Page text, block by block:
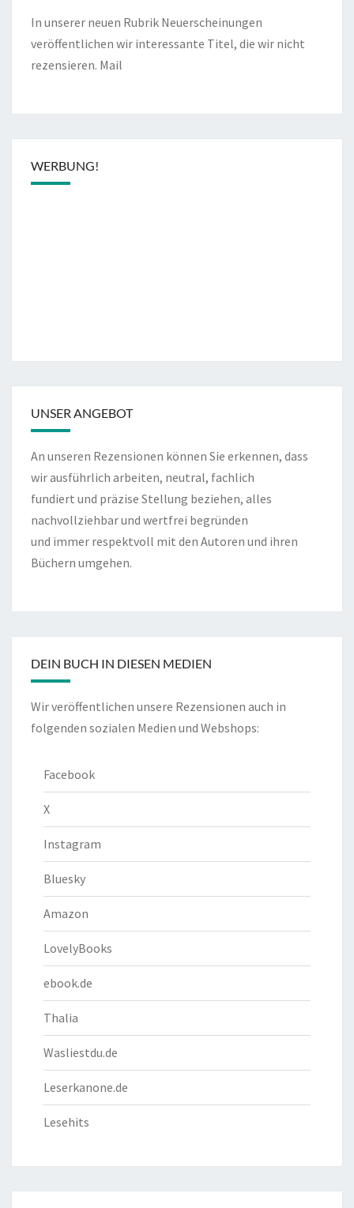
In unserer neuen Rubrik Neuerscheinungen
veröffentlichen wir interessante Titel, die wir nicht
rezensieren. Mail
WERBUNG!
UNSER ANGEBOT
An unseren Rezensionen können Sie erkennen, dass
wir ausführlich arbeiten, neutral, fachlich
fundiert und präzise Stellung beziehen, alles
nachvollziehbar und wertfrei begründen
und immer respektvoll mit den Autoren und ihren
Büchern umgehen.
DEIN BUCH IN DIESEN MEDIEN
Wir veröffentlichen unsere Rezensionen auch in
folgenden sozialen Medien und Webshops:
Facebook
X
Instagram
Bluesky
Amazon
LovelyBooks
ebook.de
Thalia
Wasliestdu.de
Leserkanone.de
Lesehits